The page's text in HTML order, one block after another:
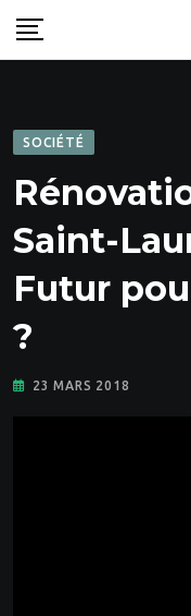
Skip
to
SOCIÉTÉ
Saint-
Futur
?
23 MARS 2018